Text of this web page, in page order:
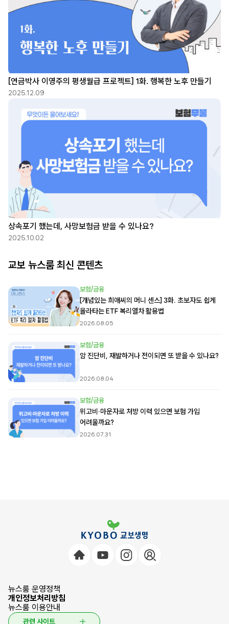
[연금박사 이영주의 평생월급 프로젝트] 1화. 행복한 노후 만들기
2025.12.09
상속포기 했는데, 사망보험금 받을 수 있나요?
2025.10.02
교보 뉴스룸 최신 콘텐츠
보험/금융
[개념있는 희애씨의 머니 센스] 3화. 초보자도 쉽게
올라타는 ETF 복리열차 활용법
2026.08.05
보험/금융
암 진단비, 재발하거나 전이되면 또 받을 수 있나요?
2026.08.04
보험/금융
위고비·마운자로 처방 이력 있으면 보험 가입
어려울까요?
2026.07.31
뉴스룸 운영정책
개인정보처리방침
뉴스룸 이용안내
관련 사이트